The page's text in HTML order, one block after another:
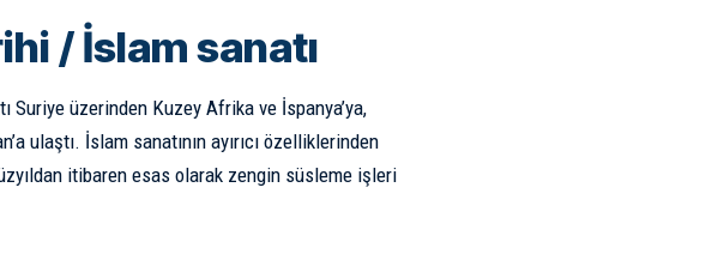
/ İslam sanatı
Suriye üzerinden Kuzey Afrika ve İspanya’ya,
ulaştı. İslam sanatının ayırıcı özelliklerinden
itibaren esas olarak zengin süsleme işleri